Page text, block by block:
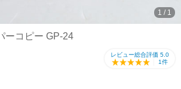
1 / 1
ーコピー GP-24
レビュー総合評価 5.0
1件